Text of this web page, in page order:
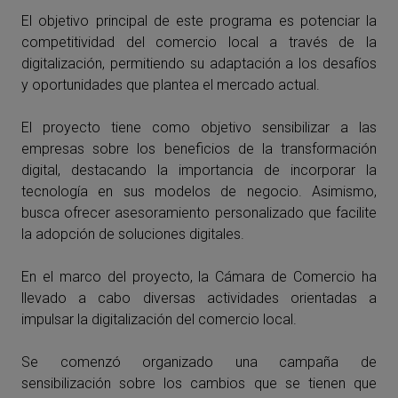
El objetivo principal de este programa es potenciar la
competitividad del comercio local a través de la
digitalización, permitiendo su adaptación a los desafíos
y oportunidades que plantea el mercado actual.
El proyecto tiene como objetivo sensibilizar a las
empresas sobre los beneficios de la transformación
digital, destacando la importancia de incorporar la
tecnología en sus modelos de negocio. Asimismo,
busca ofrecer asesoramiento personalizado que facilite
la adopción de soluciones digitales.
En el marco del proyecto, la Cámara de Comercio ha
llevado a cabo diversas actividades orientadas a
impulsar la digitalización del comercio local.
Se comenzó organizado una campaña de
sensibilización sobre los cambios que se tienen que